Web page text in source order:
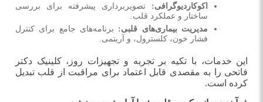
اکوکاردیوگرافی:
تصویربرداری پیشرفته برای بررسی
ساختار و عملکرد قلب.
مدیریت بیماری‌های قلبی: برنامه‌های جامع برای کنترل
فشار خون، کلسترول، و آریتمی.
این خدمات، با تکیه بر تجربه و تجهیزات روز، کلینیک دکتر
فاتحی را به مقصدی قابل اعتماد برای مراقبت از قلب تبدیل
کرده است.